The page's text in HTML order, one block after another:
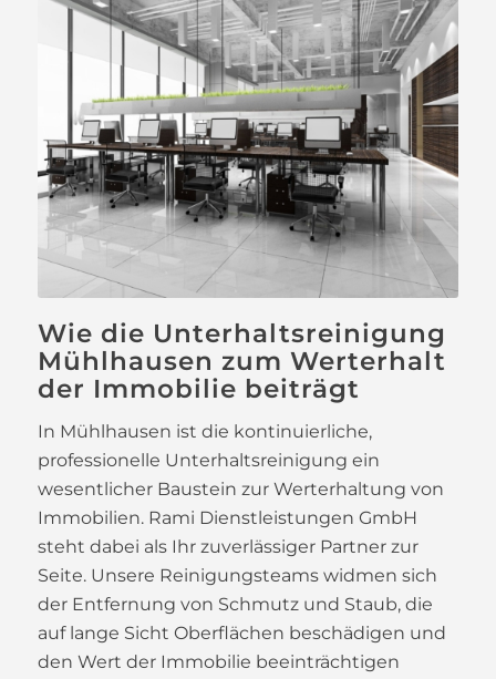
Wie die Unterhaltsreinigung
Mühlhausen zum Werterhalt
der Immobilie beiträgt
In Mühlhausen ist die kontinuierliche,
professionelle Unterhaltsreinigung ein
wesentlicher Baustein zur Werterhaltung von
Immobilien. Rami Dienstleistungen GmbH
steht dabei als Ihr zuverlässiger Partner zur
Seite. Unsere Reinigungsteams widmen sich
der Entfernung von Schmutz und Staub, die
auf lange Sicht Oberflächen beschädigen und
den Wert der Immobilie beeinträchtigen